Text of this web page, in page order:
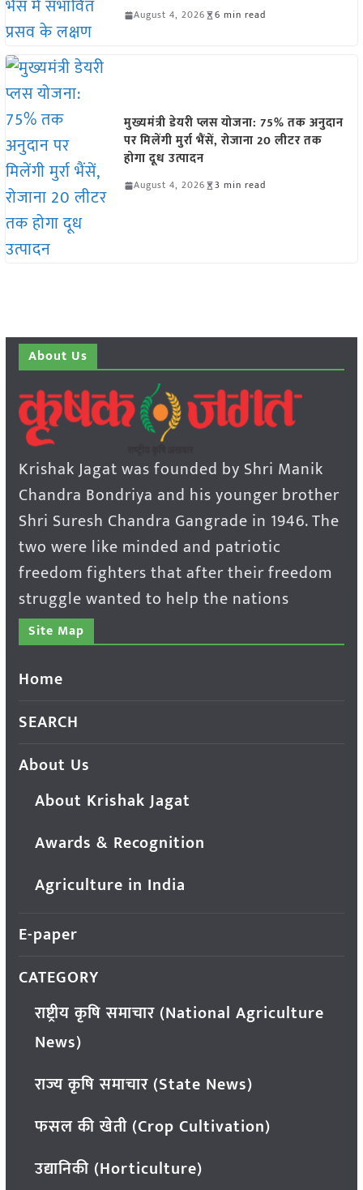
August 4, 2026 6 min read
मुख्यमंत्री डेयरी प्लस योजना: 75% तक अनुदान
पर मिलेंगी मुर्रा भैंसें, रोजाना 20 लीटर तक
होगा दूध उत्पादन
August 4, 2026 3 min read
About Us
Krishak Jagat was founded by Shri Manik
Chandra Bondriya and his younger brother
Shri Suresh Chandra Gangrade in 1946. The
two were like minded and patriotic
freedom fighters that after their freedom
struggle wanted to help the nations
Site Map
Home
SEARCH
About Us
About Krishak Jagat
Awards & Recognition
Agriculture in India
E-paper
CATEGORY
राष्ट्रीय कृषि समाचार (National Agriculture
News)
राज्य कृषि समाचार (State News)
फसल की खेती (Crop Cultivation)
उद्यानिकी (Horticulture)